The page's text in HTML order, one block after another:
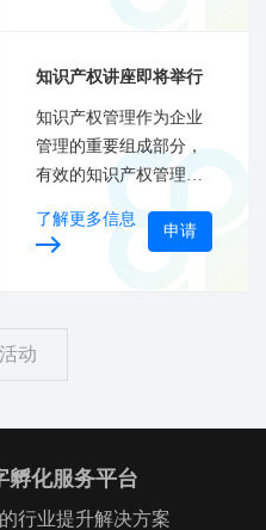
知识产权讲座即将举行
知识产权管理作为企业
管理的重要组成部分，
有效的知识产权管理，
保持企业知识产权战略
及企业对知识产权的商
能力、技术利用能力、
业知识产权管理 水平的
高低可以直接反应企业
了解更多信息
申请
动
孵化服务平台
行业提升解决方案